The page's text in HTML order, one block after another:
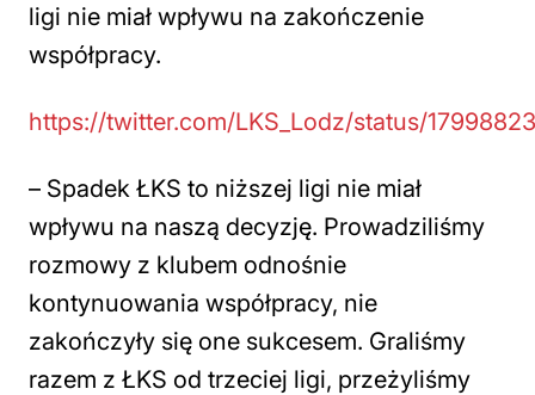
ligi nie miał wpływu na zakończenie
współpracy.
https://twitter.com/LKS_Lodz/status/
– Spadek ŁKS to niższej ligi nie miał
wpływu na naszą decyzję. Prowadziliśmy
rozmowy z klubem odnośnie
kontynuowania współpracy, nie
zakończyły się one sukcesem. Graliśmy
razem z ŁKS od trzeciej ligi, przeżyliśmy